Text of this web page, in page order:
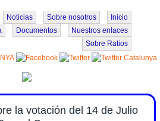
Inicio
Sobre nosotros
Noticias
Nuestros enlaces
Documentos
Sobre Ratios
la votación del 14 de Julio